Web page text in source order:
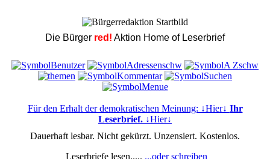
Die Bürger red! Aktion Home of Leserbrief
Für den Erhalt der demokratischen Meinung: ↓Hier↓ Ihr
Leserbrief. ↓Hier↓
Dauerhaft lesbar. Nicht gekürzt. Unzensiert. Kostenlos.
Leserbriefe lesen..... ...oder schreiben